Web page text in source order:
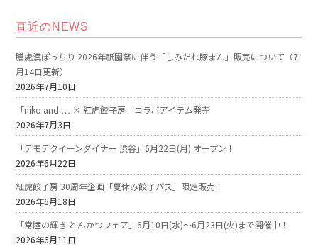
直近のNEWS
膳處漢ぽっちり 2026年祇園祭に伴う「しみだれ豚まん」販売について（7
月14日更新）
2026年7月10日
「niko and … × 紅虎餃子房」コラボアイテム発売
2026年7月3日
「デモデクイーンダイナー 渋谷」6月22日(月) オープン！
2026年6月22日
紅虎餃子房 30周年企画「夏休み餃子パス」限定販売！
2026年6月18日
「常陸の輝き とんかつフェア」6月10日(水)～6月23日(火)まで開催中！
2026年6月11日